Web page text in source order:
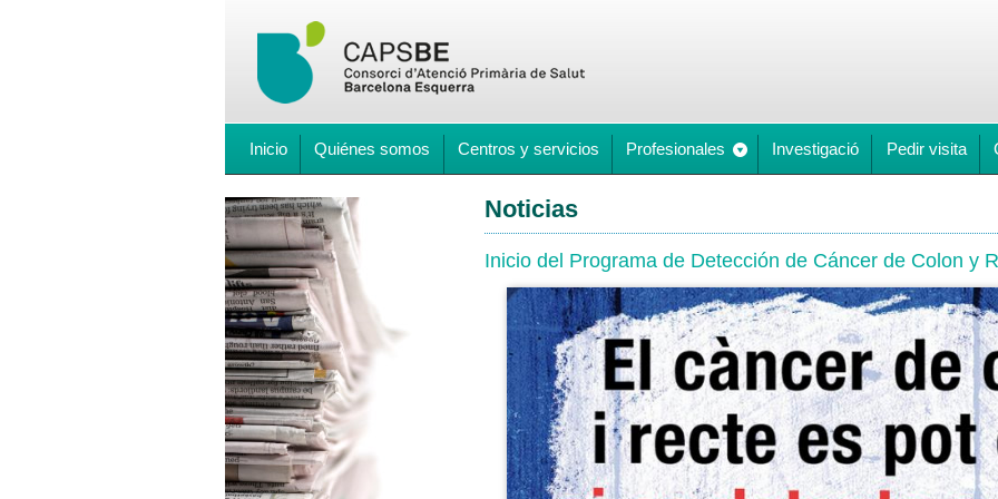
Inicio Quiénes somos Centros y servicios Profesionales Investigació Pedir visita
Noticias
Inicio del Programa de Detección de Cáncer de Colon y